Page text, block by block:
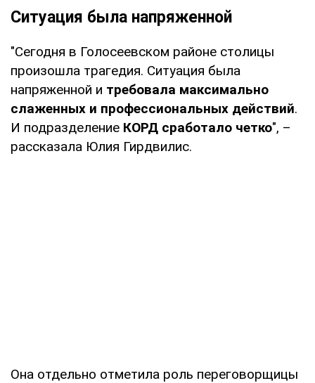
Ситуация была напряженной
"Сегодня в Голосеевском районе столицы
произошла трагедия. Ситуация была
напряженной и требовала максимально
слаженных и профессиональных действий.
И подразделение КОРД сработало четко", –
рассказала Юлия Гирдвилис.
Она отдельно отметила роль переговорщицы